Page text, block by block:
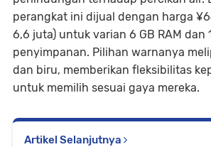
perangkat ini dijual dengan harga
6,6 juta) untuk varian 6 GB RAM dan
penyimpanan. Pilihan warnanya
dan biru, memberikan fleksibilitas
untuk memilih sesuai gaya mereka.
Artikel Selanjutnya